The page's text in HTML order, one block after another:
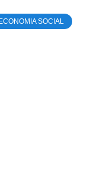
SOCIAL